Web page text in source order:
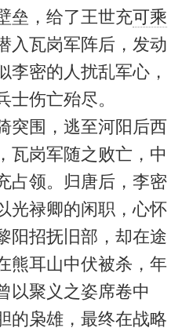
垒，给了王世充可乘
入瓦岗军阵后，发动
李密的人扰乱军心，
士伤亡殆尽。
围，逃至河阳后西
，瓦岗军随之败亡，中
占领。归唐后，李密
光禄卿的闲职，心怀
阳招抚旧部，却在途
熊耳山中伏被杀，年
以聚义之姿席卷中
的枭雄，最终在战略